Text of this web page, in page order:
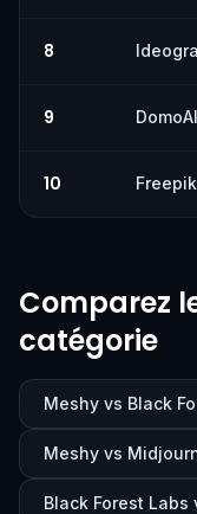
8
9 DomoAI
10 Freepik
Comparez
catégorie
Meshy vs Black
Meshy vs
Black Forest